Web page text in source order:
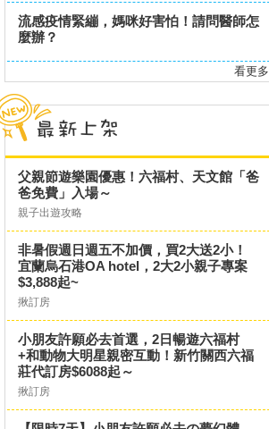
流感疫情緊繃，媽咪好害怕！請問醫師怎
麼辦？
看更多
父親節遊樂園優惠！六福村、天文館「爸
爸免費」入場～
親子出遊攻略
非暑假週日週五不加價，買2大送2小！
宜蘭烏石港OA hotel，2大2小親子專案
$3,888起~
揪訂房
小朋友許願必去首選，2日暢遊六福村
+和動物大明星親密互動！新竹關西六福
莊代訂房$6088起～
揪訂房